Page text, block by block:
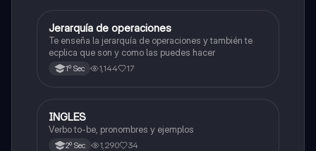
Matemáticas
Jerarquía de operaciones
Te enseña la jerarquía de operaciones y también te
ecplica que son y como las puedes hacer
1º Sec 1,144 17
Inglés
INGLES
Verbo to-be, pronombres y ejemplos
2º Sec 1,290 34